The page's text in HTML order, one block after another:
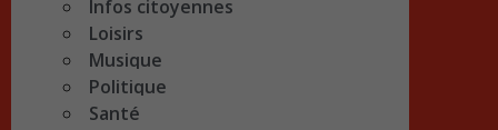
Infos citoyennes
Loisirs
Musique
Politique
Santé